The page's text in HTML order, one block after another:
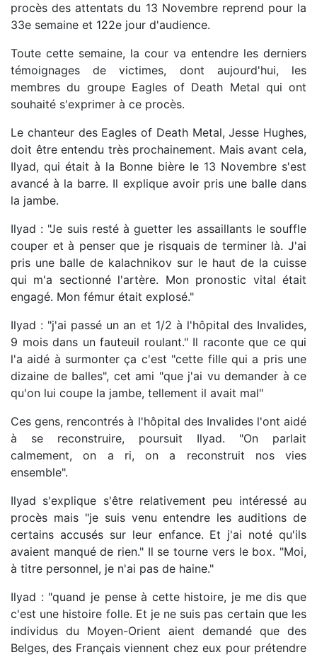
procès des attentats du 13 Novembre reprend pour la
33e semaine et 122e jour d'audience.
Toute cette semaine, la cour va entendre les derniers
témoignages de victimes, dont aujourd'hui, les
membres du groupe Eagles of Death Metal qui ont
souhaité s'exprimer à ce procès.
Le chanteur des Eagles of Death Metal, Jesse Hughes,
doit être entendu très prochainement. Mais avant cela,
Ilyad, qui était à la Bonne bière le 13 Novembre s'est
avancé à la barre. Il explique avoir pris une balle dans
la jambe.
Ilyad : "Je suis resté à guetter les assaillants le souffle
couper et à penser que je risquais de terminer là. J'ai
pris une balle de kalachnikov sur le haut de la cuisse
qui m'a sectionné l'artère. Mon pronostic vital était
engagé. Mon fémur était explosé."
Ilyad : "j'ai passé un an et 1/2 à l'hôpital des Invalides,
9 mois dans un fauteuil roulant." Il raconte que ce qui
l'a aidé à surmonter ça c'est "cette fille qui a pris une
dizaine de balles", cet ami "que j'ai vu demander à ce
qu'on lui coupe la jambe, tellement il avait mal"
Ces gens, rencontrés à l'hôpital des Invalides l'ont aidé
à se reconstruire, poursuit Ilyad. "On parlait
calmement, on a ri, on a reconstruit nos vies
ensemble".
Ilyad s'explique s'être relativement peu intéressé au
procès mais "je suis venu entendre les auditions de
certains accusés sur leur enfance. Et j'ai noté qu'ils
avaient manqué de rien." Il se tourne vers le box. "Moi,
à titre personnel, je n'ai pas de haine."
Ilyad : "quand je pense à cette histoire, je me dis que
c'est une histoire folle. Et je ne suis pas certain que les
individus du Moyen-Orient aient demandé que des
Belges, des Français viennent chez eux pour prétendre